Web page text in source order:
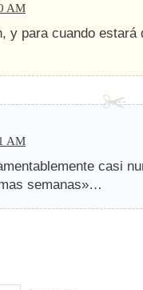
AM
y para cuando estará
AM
casi
semanas»…